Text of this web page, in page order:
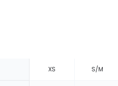
XS S/M